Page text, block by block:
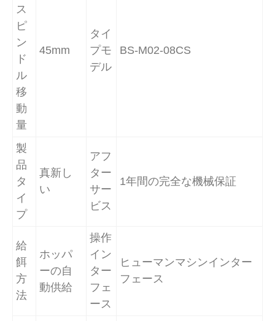
ス
ピ
ン
ド
ル
移
動
量
45mm
タイ
プモ
デル
BS-M02-08CS
製
品
タ
イ
プ
真新し
い
アフ
ター
サー
ビス
1年間の完全な機械保証
給
餌
方
法
ホッパ
ーの自
動供給
操作
イン
ター
フェ
ース
ヒューマンマシンインター
フェース